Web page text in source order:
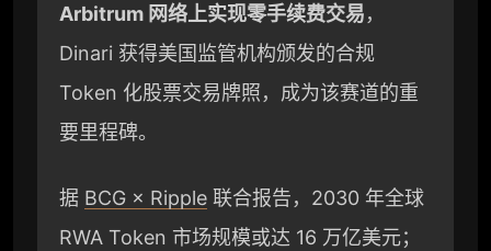
Arbitrum 网络上实现零手续费交易，
Dinari 获得美国监管机构颁发的合规
Token 化股票交易牌照，成为该赛道的重
要里程碑。
据 BCG × Ripple 联合报告，2030 年全球
RWA Token 市场规模或达 16 万亿美元；